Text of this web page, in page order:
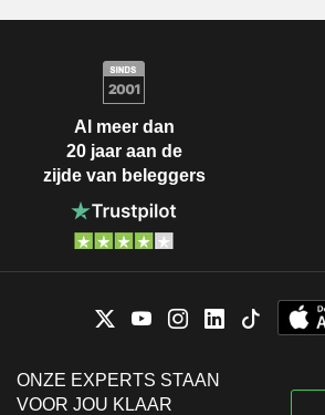
Al meer dan
20 jaar aan de
zijde van beleggers
ONZE EXPERTS STAAN
VOOR JOU KLAAR